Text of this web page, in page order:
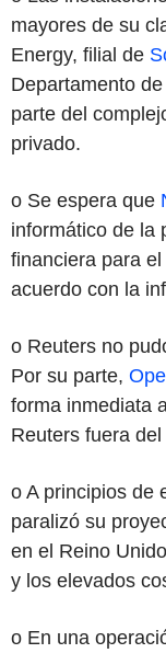
mayores de su
Energy, filial de
Departamento
parte del
privado.
o Se espera que
informático de la
financiera para
acuerdo con la
o Reuters no
Por su parte,
forma inmediata
Reuters fuera
o A principios de
paralizó su
en el Reino
y los elevados
o En una